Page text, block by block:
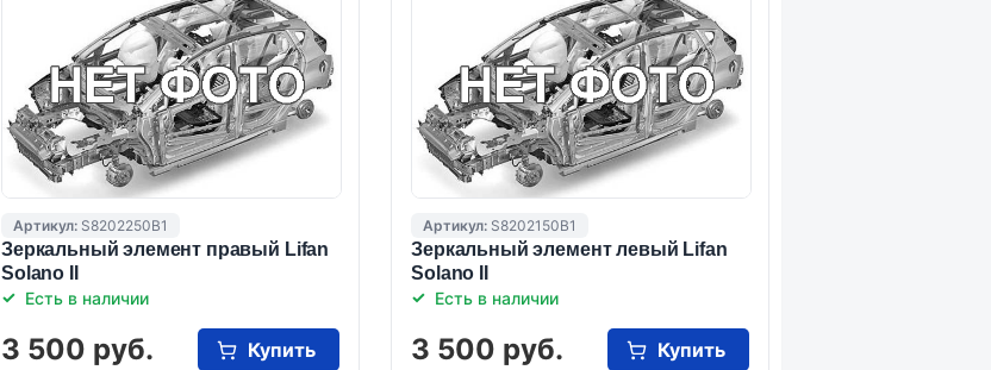
Артикул: S8202250B1
Зеркальный элемент правый Lifan
Solano II
Есть в наличии
3 500 руб. Купить
Артикул: S8202150B1
Зеркальный элемент левый Lifan
Solano II
Есть в наличии
3 500 руб. Купить